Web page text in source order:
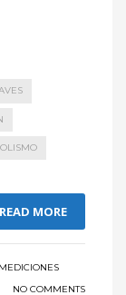
READ MORE
MEDICIONES
NO COMMENTS